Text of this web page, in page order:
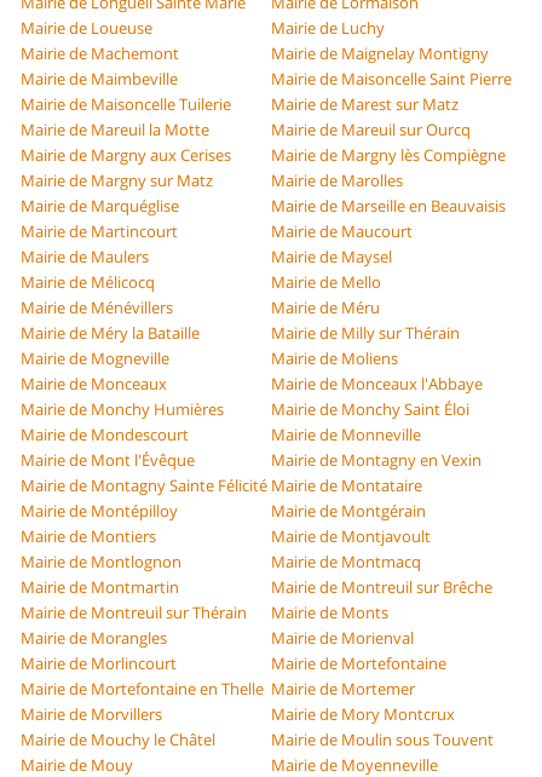
Mairie de Loueuse
Mairie de Luchy
Mairie de Machemont
Mairie de Maignelay Montigny
Mairie de Maimbeville
Mairie de Maisoncelle Saint Pierre
Mairie de Maisoncelle Tuilerie
Mairie de Marest sur Matz
Mairie de Mareuil la Motte
Mairie de Mareuil sur Ourcq
Mairie de Margny aux Cerises
Mairie de Margny lès Compiègne
Mairie de Margny sur Matz
Mairie de Marolles
Mairie de Marquéglise
Mairie de Marseille en Beauvaisis
Mairie de Martincourt
Mairie de Maucourt
Mairie de Maulers
Mairie de Maysel
Mairie de Mélicocq
Mairie de Mello
Mairie de Ménévillers
Mairie de Méru
Mairie de Méry la Bataille
Mairie de Milly sur Thérain
Mairie de Mogneville
Mairie de Moliens
Mairie de Monceaux
Mairie de Monceaux l'Abbaye
Mairie de Monchy Humières
Mairie de Monchy Saint Éloi
Mairie de Mondescourt
Mairie de Monneville
Mairie de Mont l'Évêque
Mairie de Montagny en Vexin
Mairie de Montagny Sainte Félicité Mairie de Montataire
Mairie de Montépilloy
Mairie de Montgérain
Mairie de Montiers
Mairie de Montjavoult
Mairie de Montlognon
Mairie de Montmacq
Mairie de Montmartin
Mairie de Montreuil sur Brêche
Mairie de Montreuil sur Thérain
Mairie de Monts
Mairie de Morangles
Mairie de Morienval
Mairie de Morlincourt
Mairie de Mortefontaine
Mairie de Mortefontaine en Thelle Mairie de Mortemer
Mairie de Morvillers
Mairie de Mory Montcrux
Mairie de Mouchy le Châtel
Mairie de Moulin sous Touvent
Mairie de Mouy
Mairie de Moyenneville